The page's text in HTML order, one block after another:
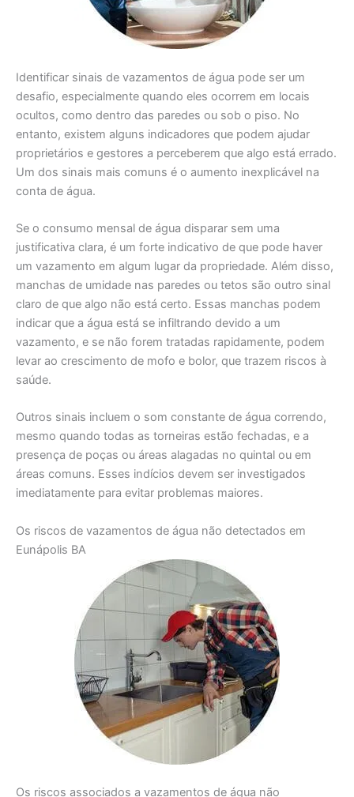
Identificar sinais de vazamentos de água pode ser um
desafio, especialmente quando eles ocorrem em locais
ocultos, como dentro das paredes ou sob o piso. No
entanto, existem alguns indicadores que podem ajudar
proprietários e gestores a perceberem que algo está errado.
Um dos sinais mais comuns é o aumento inexplicável na
conta de água.
Se o consumo mensal de água disparar sem uma
justificativa clara, é um forte indicativo de que pode haver
um vazamento em algum lugar da propriedade. Além disso,
manchas de umidade nas paredes ou tetos são outro sinal
claro de que algo não está certo. Essas manchas podem
indicar que a água está se infiltrando devido a um
vazamento, e se não forem tratadas rapidamente, podem
levar ao crescimento de mofo e bolor, que trazem riscos à
saúde.
Outros sinais incluem o som constante de água correndo,
mesmo quando todas as torneiras estão fechadas, e a
presença de poças ou áreas alagadas no quintal ou em
áreas comuns. Esses indícios devem ser investigados
imediatamente para evitar problemas maiores.
Os riscos de vazamentos de água não detectados em
Eunápolis BA
Os riscos associados a vazamentos de água não